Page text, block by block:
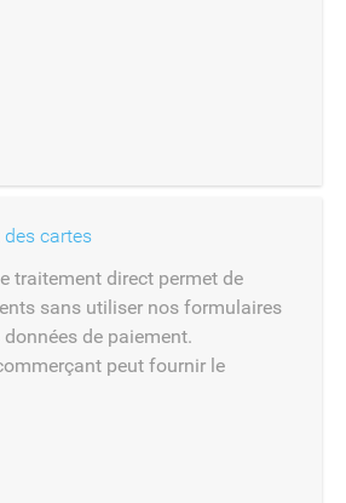
cartes
traitement direct permet de
sans utiliser nos formulaires
de paiement.
peut fournir le